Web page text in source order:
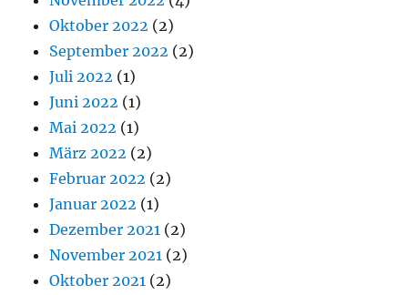
Oktober 2022 (2)
September 2022 (2)
Juli 2022 (1)
Juni 2022 (1)
Mai 2022 (1)
März 2022 (2)
Februar 2022 (2)
Januar 2022 (1)
Dezember 2021 (2)
November 2021 (2)
Oktober 2021 (2)